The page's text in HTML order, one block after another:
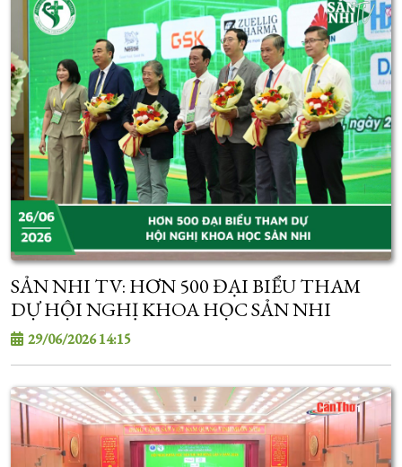
SẢN NHI TV: HƠN 500 ĐẠI BIỂU THAM
DỰ HỘI NGHỊ KHOA HỌC SẢN NHI
29/06/2026 14:15